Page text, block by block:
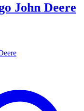
John Deere